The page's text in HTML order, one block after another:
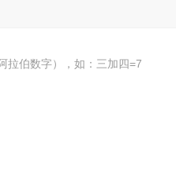
拉伯数字），如：三加四=7